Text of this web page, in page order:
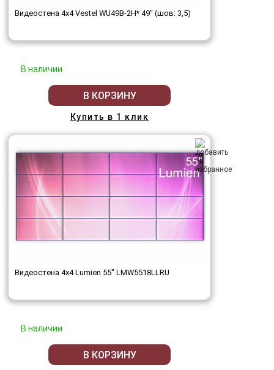
Видеостена 4x4 Vestel WU49B-2H* 49" (шов: 3,5)
В наличии
В КОРЗИНУ
Купить в 1 клик
Видеостена 4x4 Lumien 55" LMW5518LLRU
В наличии
В КОРЗИНУ